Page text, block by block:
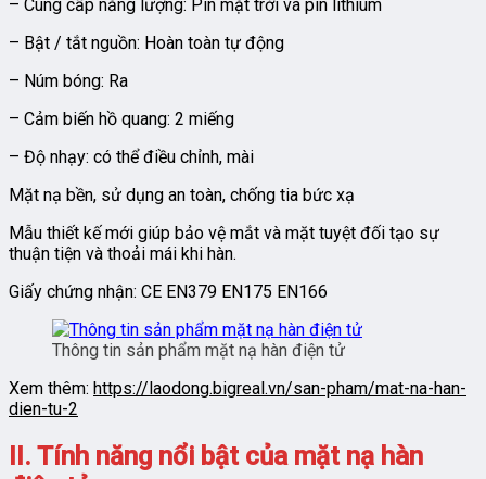
– Cung cấp năng lượng: Pin mặt trời và pin lithium
– Bật / tắt nguồn: Hoàn toàn tự động
– Núm bóng: Ra
– Cảm biến hồ quang: 2 miếng
– Độ nhạy: có thể điều chỉnh, mài
Mặt nạ bền, sử dụng an toàn, chống tia bức xạ
Mẫu thiết kế mới giúp bảo vệ mắt và mặt tuyệt đối tạo sự
thuận tiện và thoải mái khi hàn.
Giấy chứng nhận: CE EN379 EN175 EN166
Thông tin sản phẩm mặt nạ hàn điện tử
Xem thêm: https://laodong.bigreal.vn/san-pham/mat-na-han-
dien-tu-2
II. Tính năng nổi bật của mặt nạ hàn